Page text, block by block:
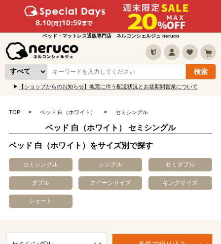
ベッド・マットレス通販専門店 ネルコンシェルジュ neruco
【ショップからのお知らせ】地震に伴う配送状況とお盆期間営業について
TOP ベッド 白（ホワイト） セミシングル
ベッド 白（ホワイト） セミシングル
ベッド 白（ホワイト）をサイズ別で探す
セミシングル シングル セミダブル
ダブル クイーンサイズ キングサイズ
ショート